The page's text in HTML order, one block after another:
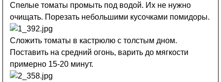
Спелые томаты промыть под водой. Их не нужно
очищать. Порезать небольшими кусочками помидоры.
Сложить томаты в кастрюлю с толстым дном.
Поставить на средний огонь, варить до мягкости
примерно 15-20 минут.